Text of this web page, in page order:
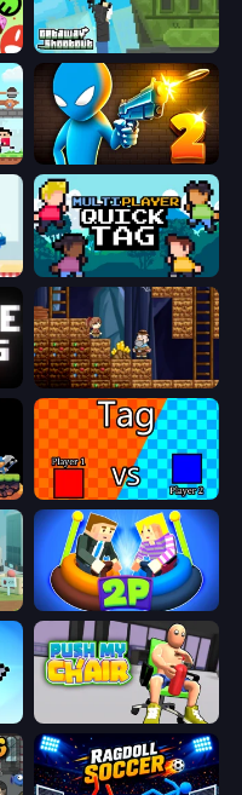
Getaway Shootout
Drunken Duel 2
Multiplayer Quick Tag
Miners' Adventure
2 Player Tag
Ragdoll Arena 2 Player
Push My Chair